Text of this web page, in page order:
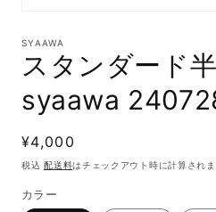
ダ
ル
メ
デ
ア
(1)
開
く
SYAAWA
スタンダード
syaawa
通
常
格
¥4,000
税込配送料はチェックアウト時に計算されま
カラー